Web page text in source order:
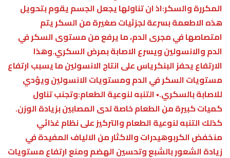
المكررة والسكر:اذ ان تناولها يجعل الجسم يقوم بتحويل
هذه الاطعمة بسرعة لجزئيات صغيرة من السكر يتم
امتصاصها في مجرى الدم، ما يرفع من مستوى السكر في
الدم والانسولين ويسرع الاصابة بمرض السكري.وهذا
الارتفاع يحفز البنكرياس على انتاج الانسولين ما يسبب ارتفاع
مستويات السكر في الدم ومستويات الانسولين ويؤدي
للاصابة بالسكري.• التنبه لنوعية الطعام:وتجنب تناول
كميات كبيرة من الطعام خاصة لدى المصابين بزيادة الوزن.
كذلك التنبه لنوعية الطعام والتركيز على نظام غذائي
منخفض الكربوهيدرات والاكثار من الالياف المفيدة في
زيادة الشعور بالشبع وتحسين الهضم ومنع ارتفاع مستويات